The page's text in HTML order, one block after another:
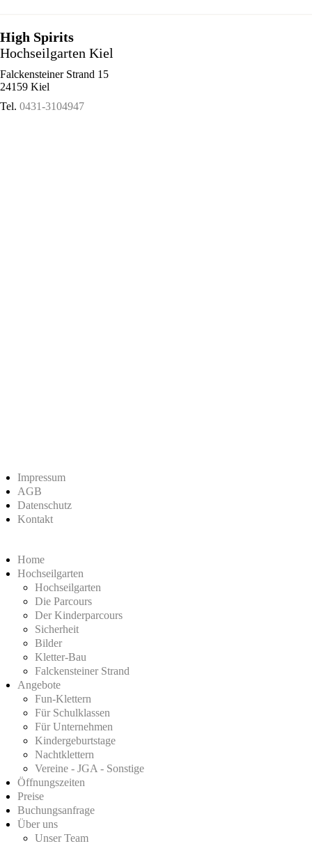
High Spirits
Hochseilgarten Kiel
Falckensteiner Strand 15
24159 Kiel
Tel. 0431-3104947
Impressum
AGB
Datenschutz
Kontakt
Home
Hochseilgarten
Hochseilgarten
Die Parcours
Der Kinderparcours
Sicherheit
Bilder
Kletter-Bau
Falckensteiner Strand
Angebote
Fun-Klettern
Für Schulklassen
Für Unternehmen
Kindergeburtstage
Nachtklettern
Vereine - JGA - Sonstige
Öffnungszeiten
Preise
Buchungsanfrage
Über uns
Unser Team